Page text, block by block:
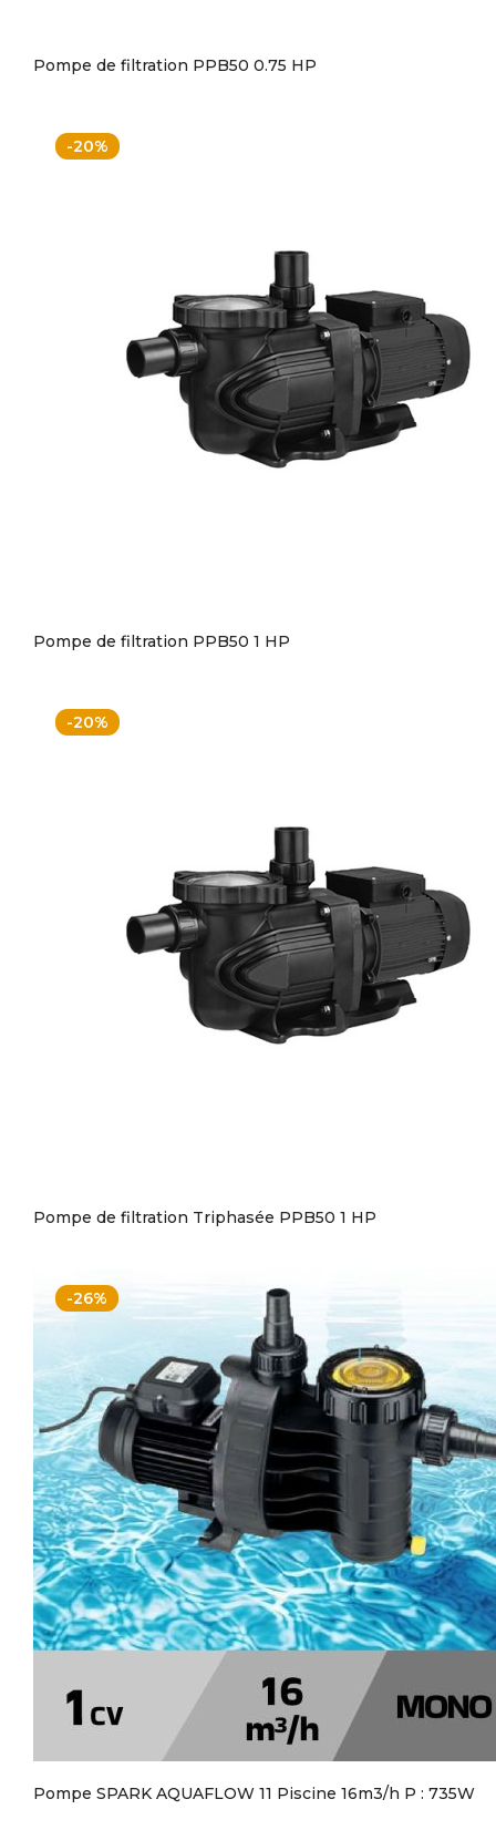
Pompe de filtration PPB50 0.75 HP
-20%
Pompe de filtration PPB50 1 HP
-20%
Pompe de filtration Triphasée PPB50 1 HP
-26%
Pompe SPARK AQUAFLOW 11 Piscine 16m3/h P : 735W